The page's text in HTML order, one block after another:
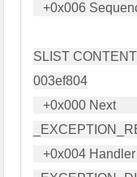
   +0x006 Sequence           : 3f
SLIST
003ef804
   +0x000 Next             : 0x003ef850
   +0x004 Handler          : 0x6d5da0d5